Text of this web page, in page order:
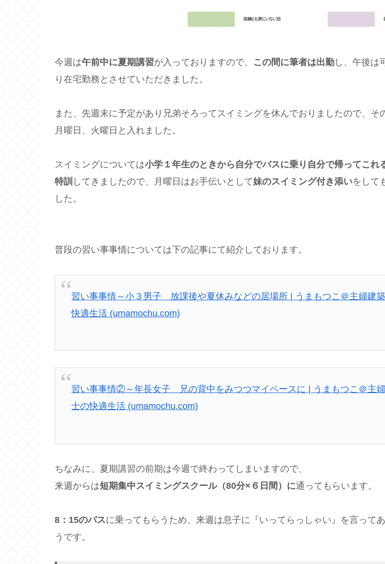
今週は午前中に夏期講習が入っておりますので、 この間に筆者は出勤 し、午後は
り在宅勤務とさせていただきました。
また、先週末に予定があり兄弟そろってスイミングを休んでおりましたので、そ
月曜日、火曜日と入れました。
スイミングについては小学１年生のときから自分でバスに乗り自分で帰ってこれ
特訓 してきましたので、月曜日はお手伝いとして妹のスイミング付き添いをして
した。
普段の習い事事情については下の記事にて紹介しております。
習い事事情～小３男子 放課後や夏休みなどの居場所 | うまもつこ＠主婦建
快適生活 (umamochu.com)
習い事事情②～年長女子 兄の背中をみつつマイペースに | うまもつこ＠主
士の快適生活 (umamochu.com)
ちなみに、夏期講習の前期は今週で終わってしまいますので、
来週からは短期集中スイミングスクール（80分×６日間）に通ってもらいます。
8：15のバスに乗ってもらうため、来週は息子に『いってらっしゃい』を言って
うです。